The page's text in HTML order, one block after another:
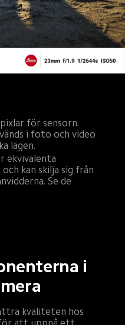
för sensorn.
i foto och video
lägen.
ekvivalenta
kan skilja sig från
Se de
i
kvaliteten hos
att uppnå ett